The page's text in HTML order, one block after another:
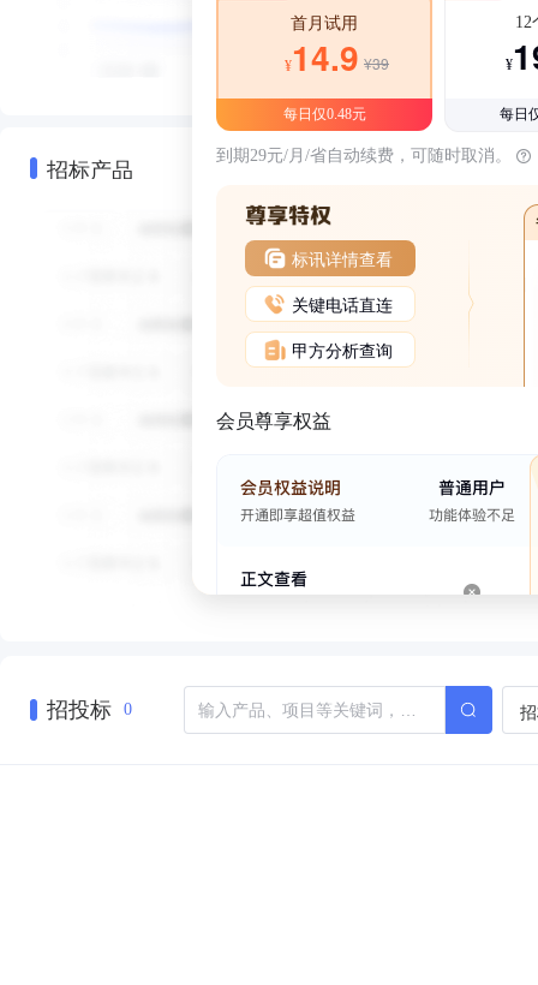
招标产品
首月试用
¥14.9 ¥39
每日仅0.48元
12
¥
每日
到期29元/月/省自动续费，可随时取消。
标讯详情查看
关键电话直连
甲方分析查询
会员尊享权益
招投标 0